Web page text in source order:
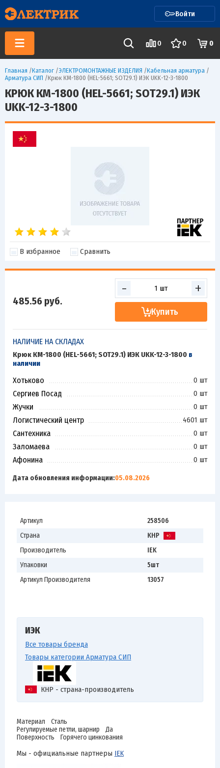
Войти
0 0 0
Главная /Каталог /ЭЛЕКТРОМОНТАЖНЫЕ ИЗДЕЛИЯ /Кабельная арматура /
Арматура СИП /Крюк КМ-1800 (HEL-5661; SOT29.1) ИЭК UKK-12-3-1800
КРЮК КМ-1800 (HEL-5661; SOT29.1) ИЭК
UKK-12-3-1800
В избранное Сравнить
485.56 руб.
- +
Купить
НАЛИЧИЕ НА СКЛАДАХ
Крюк КМ-1800 (HEL-5661; SOT29.1) ИЭК UKK-12-3-1800 в
наличии
Хотьково 0 шт
Сергиев Посад 0 шт
Жучки 0 шт
Логистический центр 4601 шт
Сантехника 0 шт
Заломаева 0 шт
Афонина 0 шт
Дата обновления информации:05.08.2026
Артикул
258506
Страна
КНР
Производитель
IEK
Упаковки
5шт
Артикул Производителя
13057
ИЭК
Все товары бренда
Товары категории Арматура СИП
КНР - страна-производитель
Материал Сталь
Регулируемые петли, шарнир Да
Поверхность Горячего цинкования
Мы - официальные партнеры IEK